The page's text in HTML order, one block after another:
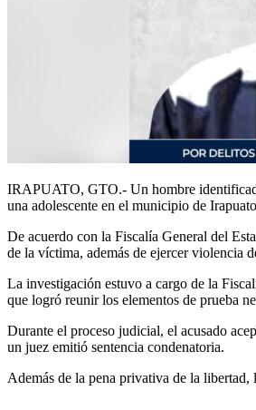
IRAPUATO, GTO.- Un hombre
una adolescente en el municipio de
De acuerdo con la Fiscalía General del
de la víctima, además de ejercer violencia
La investigación estuvo a cargo de la
que logró reunir los elementos de prueba
Durante el proceso judicial, el acusado
un juez emitió sentencia condenatoria.
Además de la pena privativa de la